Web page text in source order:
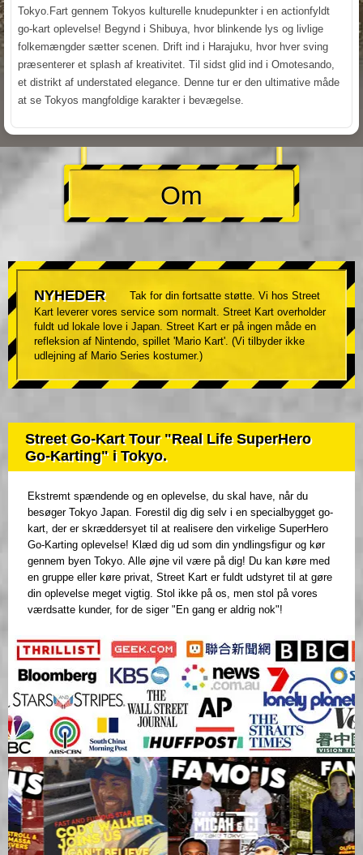
Tokyo.Fart gennem Tokyos kulturelle knudepunkter i en actionfyldt
go-kart oplevelse! Begynd i Shibuya, hvor blinkende lys og livlige
folkemængder sætter scenen. Drift ind i Harajuku, hvor hver sving
præsenterer et splash af kreativitet. Til sidst glid ind i Omotesando,
et distrikt af understated elegance. Denne tur er den ultimative måde
at se Tokyos mangfoldige karakter i bevægelse.
Om
NYHEDER
Tak for din fortsatte støtte. Vi hos Street
Kart leverer vores service som normalt. Street Kart overholder
fuldt ud lokale love i Japan. Street Kart er på ingen måde en
refleksion af Nintendo, spillet 'Mario Kart'. (Vi tilbyder ikke
udlejning af Mario Series kostumer.)
Street Go-Kart Tour "Real Life SuperHero
Go-Karting" i Tokyo.
Ekstremt spændende og en oplevelse, du skal have, når du
besøger Tokyo Japan. Forestil dig dig selv i en specialbygget go-
kart, der er skræddersyet til at realisere den virkelige SuperHero
Go-Karting oplevelse! Klæd dig ud som din yndlingsfigur og kør
gennem byen Tokyo. Alle øjne vil være på dig! Du kan køre med
en gruppe eller køre privat, Street Kart er fuldt udstyret til at gøre
din oplevelse meget vigtig. Stol ikke på os, men stol på vores
værdsatte kunder, for de siger "En gang er aldrig nok"!